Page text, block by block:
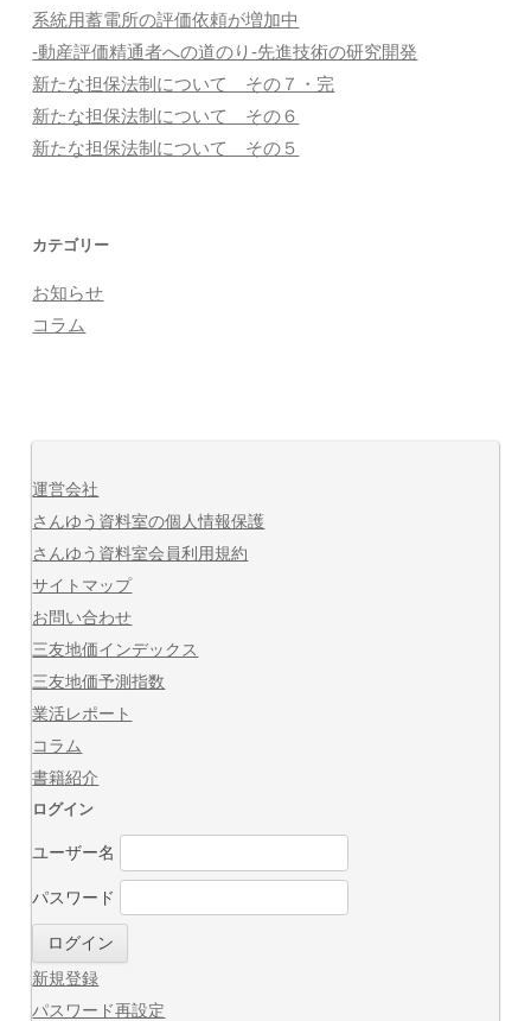
系統用蓄電所の評価依頼が増加中
-動産評価精通者への道のり-先進技術の研究開発
新たな担保法制について その７・完
新たな担保法制について その６
新たな担保法制について その５
カテゴリー
お知らせ
コラム
運営会社
さんゆう資料室の個人情報保護
さんゆう資料室会員利用規約
サイトマップ
お問い合わせ
三友地価インデックス
三友地価予測指数
業活レポート
コラム
書籍紹介
ログイン
ユーザー名
パスワード
新規登録
パスワード再設定